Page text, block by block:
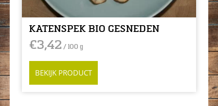
KATENSPEK BIO GESNEDEN
€3,42 / 100 g
BEKIJK PRODUCT